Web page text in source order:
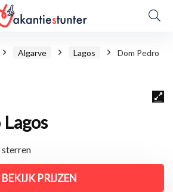
Algarve Lagos
Dom Pedro
BEKIJK PRIJZEN